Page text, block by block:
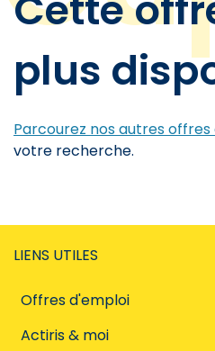
plus
Parcourez nos autres
votre recherche.
LIENS UTILES
Offres d'emploi
Actiris & moi